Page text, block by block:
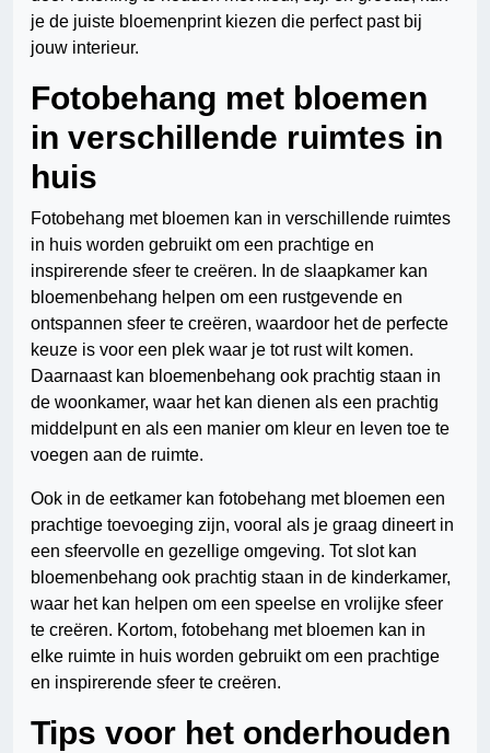
je de juiste bloemenprint kiezen die perfect past bij
jouw interieur.
Fotobehang met bloemen
in verschillende ruimtes in
huis
Fotobehang met bloemen kan in verschillende ruimtes
in huis worden gebruikt om een prachtige en
inspirerende sfeer te creëren. In de slaapkamer kan
bloemenbehang helpen om een rustgevende en
ontspannen sfeer te creëren, waardoor het de perfecte
keuze is voor een plek waar je tot rust wilt komen.
Daarnaast kan bloemenbehang ook prachtig staan in
de woonkamer, waar het kan dienen als een prachtig
middelpunt en als een manier om kleur en leven toe te
voegen aan de ruimte.
Ook in de eetkamer kan fotobehang met bloemen een
prachtige toevoeging zijn, vooral als je graag dineert in
een sfeervolle en gezellige omgeving. Tot slot kan
bloemenbehang ook prachtig staan in de kinderkamer,
waar het kan helpen om een speelse en vrolijke sfeer
te creëren. Kortom, fotobehang met bloemen kan in
elke ruimte in huis worden gebruikt om een prachtige
en inspirerende sfeer te creëren.
Tips voor het onderhouden